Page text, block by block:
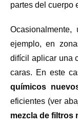
partes del cuerpo
ejemplo, en
difícil aplicar una
caras. En este
químicos
eficientes (ver
mezcla de filtros